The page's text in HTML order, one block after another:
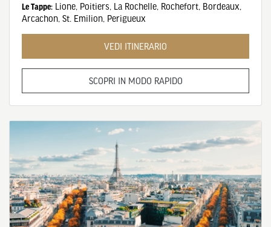
Le Tappe: Lione, Poitiers La Rochelle, Rochefort, Bordeaux
Arcachon St. Emilion Perigueux
VEDI ITINERARIO
SCOPRI IN MODO RAPIDO